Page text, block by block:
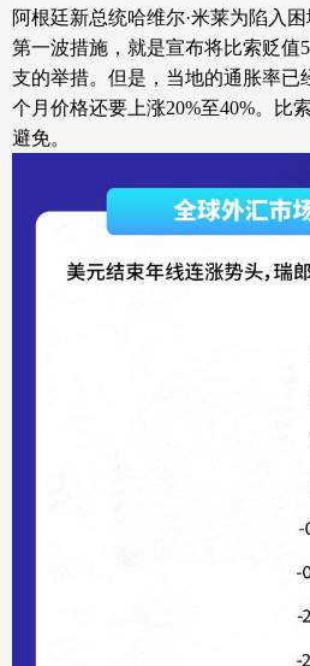
阿根廷新总统哈维尔·米莱为陷入
第一波措施，就是宣布将比索贬值
支的举措。但是，当地的通胀率已
个月价格还要上涨20%至40%。比
避免。